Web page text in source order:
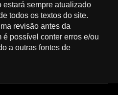
estará sempre atualizado
todos os textos do site.
revisão antes da
possível conter erros e/ou
a outras fontes de